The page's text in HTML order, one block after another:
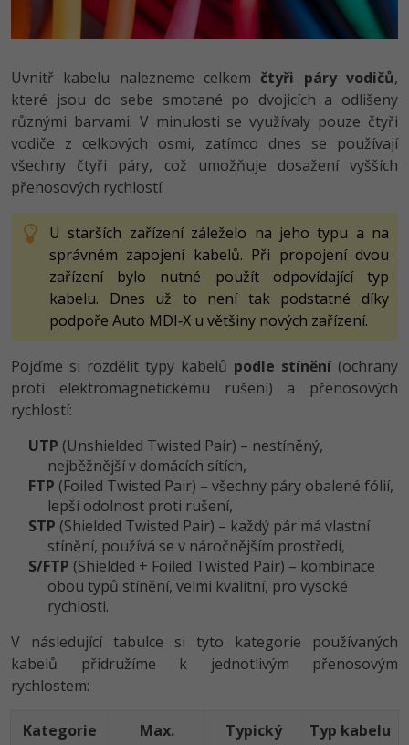
Fórum
Uvnitř kabelu nalezneme celkem čtyři páry vodičů,
které jsou do sebe smotané po dvojicích a odlišeny
různými barvami. V minulosti se využívaly pouze čtyři
vodiče z celkových osmi, zatímco dnes se používají
všechny čtyři páry, což umožňuje dosažení vyšších
přenosových rychlostí.
U starších zařízení záleželo na jeho typu a na
správném zapojení kabelů. Při propojení dvou
zařízení bylo nutné použít odpovídající typ
kabelu. Dnes už to není tak podstatné díky
podpoře Auto MDI‑X u většiny nových zařízení.
Pojďme si rozdělit typy kabelů podle stínění (ochrany
proti elektromagnetickému rušení) a přenosových
rychlostí:
UTP (Unshielded Twisted Pair) – nestíněný,
nejběžnější v domácích sítích,
FTP (Foiled Twisted Pair) – všechny páry obalené fólií,
lepší odolnost proti rušení,
STP (Shielded Twisted Pair) – každý pár má vlastní
stínění, používá se v náročnějším prostředí,
S/FTP (Shielded + Foiled Twisted Pair) – kombinace
obou typů stínění, velmi kvalitní, pro vysoké
rychlosti.
V následující tabulce si tyto kategorie používaných
kabelů přidružíme k jednotlivým přenosovým
rychlostem:
Kategorie
Max.
Typický
Typ kabelu